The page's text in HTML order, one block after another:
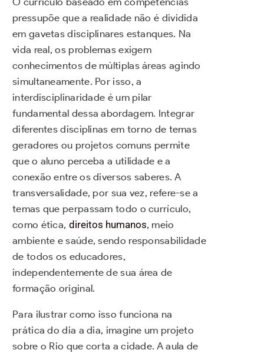
pressupõe que a realidade não é dividida
em gavetas disciplinares estanques. Na
vida real, os problemas exigem
conhecimentos de múltiplas áreas agindo
simultaneamente. Por isso, a
interdisciplinaridade é um pilar
fundamental dessa abordagem. Integrar
diferentes disciplinas em torno de temas
geradores ou projetos comuns permite
que o aluno perceba a utilidade e a
conexão entre os diversos saberes. A
transversalidade, por sua vez, refere-se a
temas que perpassam todo o currículo,
como ética, direitos humanos, meio
ambiente e saúde, sendo responsabilidade
de todos os educadores,
independentemente de sua área de
formação original.
Para ilustrar como isso funciona na
prática do dia a dia, imagine um projeto
sobre o Rio que corta a cidade. A aula de